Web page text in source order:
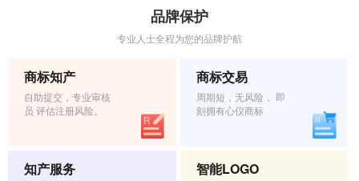
最新商标文件送达公告
恭喜您取得商标注册证书，请及时领取
关于.INFO & .MOBI实名认证的重要通知
弘扬社会正能量，杜绝域名不良应用倡议
品牌保护
专业人士全程为您的品牌护航
商标知产
自助提交，专业审核
员 评估注册风险。
商标交易
周期短，无风险， 即
刻拥有心仪商标
知产服务 智能LOGO